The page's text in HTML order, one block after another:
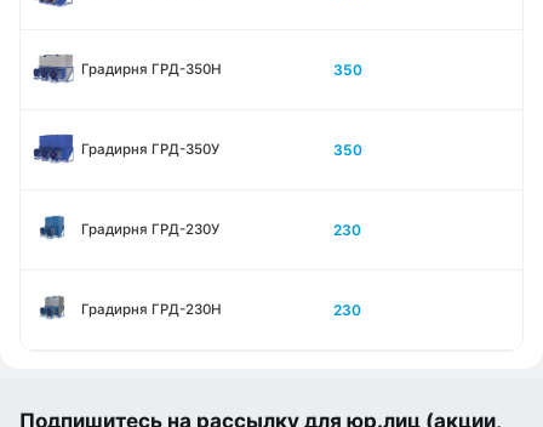
Градирня ГРД-350Н 350
Градирня ГРД-350У 350
Градирня ГРД-230У 230
Градирня ГРД-230Н 230
Подпишитесь на рассылку для юр.лиц (акции,